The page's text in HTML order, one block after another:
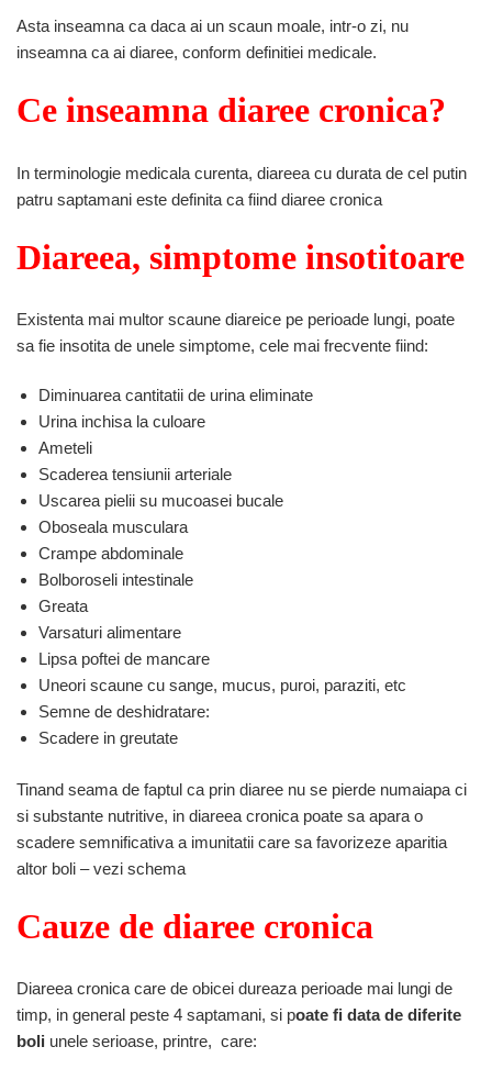
Asta inseamna ca daca ai un scaun moale, intr-o zi, nu
inseamna ca ai diaree, conform definitiei medicale.
Ce inseamna diaree cronica?
In terminologie medicala curenta, diareea cu durata de cel putin
patru saptamani este definita ca fiind diaree cronica
Diareea, simptome insotitoare
Existenta mai multor scaune diareice pe perioade lungi, poate
sa fie insotita de unele simptome, cele mai frecvente fiind:
Diminuarea cantitatii de urina eliminate
Urina inchisa la culoare
Ameteli
Scaderea tensiunii arteriale
Uscarea pielii su mucoasei bucale
Oboseala musculara
Crampe abdominale
Bolboroseli intestinale
Greata
Varsaturi alimentare
Lipsa poftei de mancare
Uneori scaune cu sange, mucus, puroi, paraziti, etc
Semne de deshidratare:
Scadere in greutate
Tinand seama de faptul ca prin diaree nu se pierde numaiapa ci
si substante nutritive, in diareea cronica poate sa apara o
scadere semnificativa a imunitatii care sa favorizeze aparitia
altor boli – vezi schema
Cauze de diaree cronica
Diareea cronica care de obicei dureaza perioade mai lungi de
timp, in general peste 4 saptamani, si poate fi data de diferite
boli unele serioase, printre, care: